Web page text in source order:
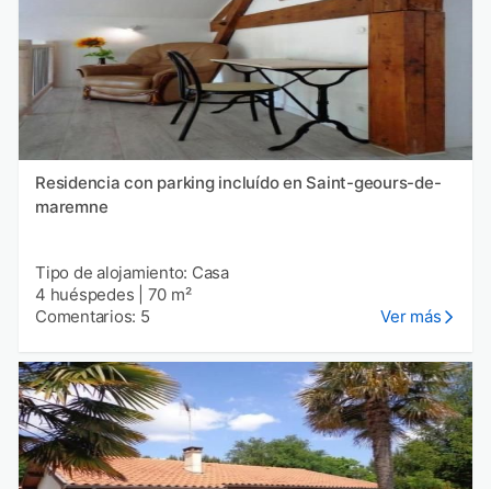
Residencia con parking incluído en Saint-geours-de-
maremne
Tipo de alojamiento: Casa
4 huéspedes
70 m²
Comentarios: 5
Ver más